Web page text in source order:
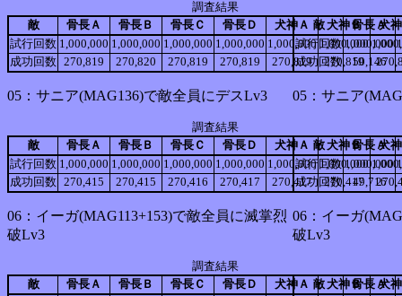
調査結果
敵
骨長Ａ 骨長Ｂ 骨長Ｃ 骨長Ｄ 犬神Ａ 犬神Ｂ
犬
試行回数 1,000,000 1,000,000 1,000,000 1,000,000 1,000,000 1,000,000
成功回数 270,819 270,820 270,819 270,819 270,819 270,819
05：サニア(MAG136)で敵全員にデスLv3
調査結果
敵
骨長Ａ 骨長Ｂ 骨長Ｃ 骨長Ｄ 犬神Ａ 犬神Ｂ
犬
試行回数 1,000,000 1,000,000 1,000,000 1,000,000 1,000,000 1,000,000
成功回数 270,415 270,415 270,416 270,417 270,417 270,417
06：イーガ(MAG113+153)で敵全員に滅掌烈
破Lv3
調査結果
敵
骨長Ａ 骨長Ｂ 骨長Ｃ 骨長Ｄ 犬神Ａ 犬神Ｂ
犬
敵
骨長Ａ
試行回数 1,000,000
成功回数
50,146
05：サニア
敵
骨長Ａ
試行回数 1,000,000
成功回数
49,716
06：イーガ
破Lv3
敵
骨長Ａ